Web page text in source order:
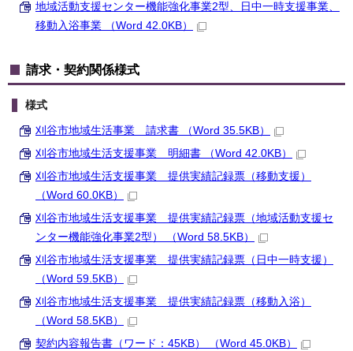
地域活動支援センター機能強化事業2型、日中一時支援事業、
移動入浴事業 （Word 42.0KB）
請求・契約関係様式
様式
刈谷市地域生活事業 請求書 （Word 35.5KB）
刈谷市地域生活支援事業 明細書 （Word 42.0KB）
刈谷市地域生活支援事業 提供実績記録票（移動支援）
（Word 60.0KB）
刈谷市地域生活支援事業 提供実績記録票（地域活動支援セ
ンター機能強化事業2型） （Word 58.5KB）
刈谷市地域生活支援事業 提供実績記録票（日中一時支援）
（Word 59.5KB）
刈谷市地域生活支援事業 提供実績記録票（移動入浴）
（Word 58.5KB）
契約内容報告書（ワード：45KB） （Word 45.0KB）